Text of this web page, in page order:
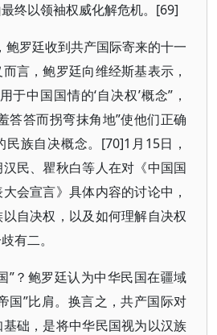
终以领袖权威化解危机。[69]
鲍罗廷收到共产国际寄来的十一
言，鲍罗廷向维经斯基表示，
于中国国情的‘自决权’概念”，
答答而拐弯抹角地”使他们正确
族自决概念。[70]1月15日，
民、瞿秋白等人在对《中国国
会宣言》具体内容的讨论中，
自决权，以及如何理解自决权
有二。
”？鲍罗廷认为中华民国在疆域
国”比肩。换言之，共产国际对
础，是将中华民国视为以汉族